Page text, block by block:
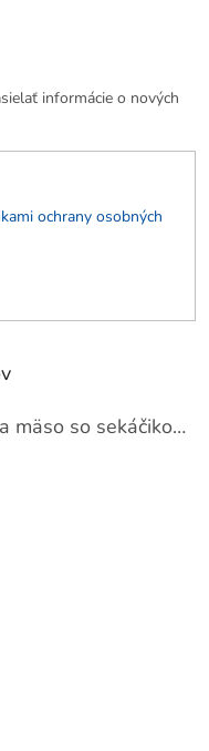
informácie o nových
ochrany osobných
Perfect Home Tĺčik na mäso so sekáčikom, 56893
hviezdičiek.